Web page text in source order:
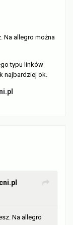
Na allegro można
typu linków
najbardziej ok.
Na allegro